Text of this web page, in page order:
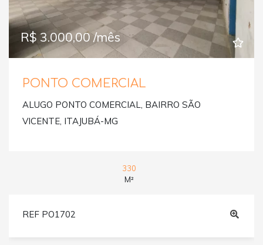
R$ 3.000,00 /mês
PONTO COMERCIAL
ALUGO PONTO COMERCIAL, BAIRRO SÃO
VICENTE, ITAJUBÁ-MG
330
M²
REF PO1702